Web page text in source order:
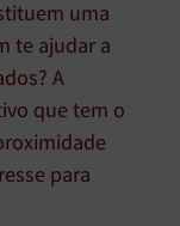
uma
te ajudar a
A
que tem o
para